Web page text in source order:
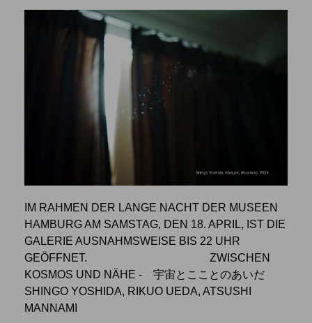
IM RAHMEN DER LANGE NACHT DER MUSEEN
HAMBURG AM SAMSTAG, DEN 18. APRIL, IST DIE
GALERIE AUSNAHMSWEISE BIS 22 UHR
GEÖFFNET. ZWISCHEN
KOSMOS UND NÄHE - 宇宙とこことのあいだ
SHINGO YOSHIDA, RIKUO UEDA, ATSUSHI
MANNAMI